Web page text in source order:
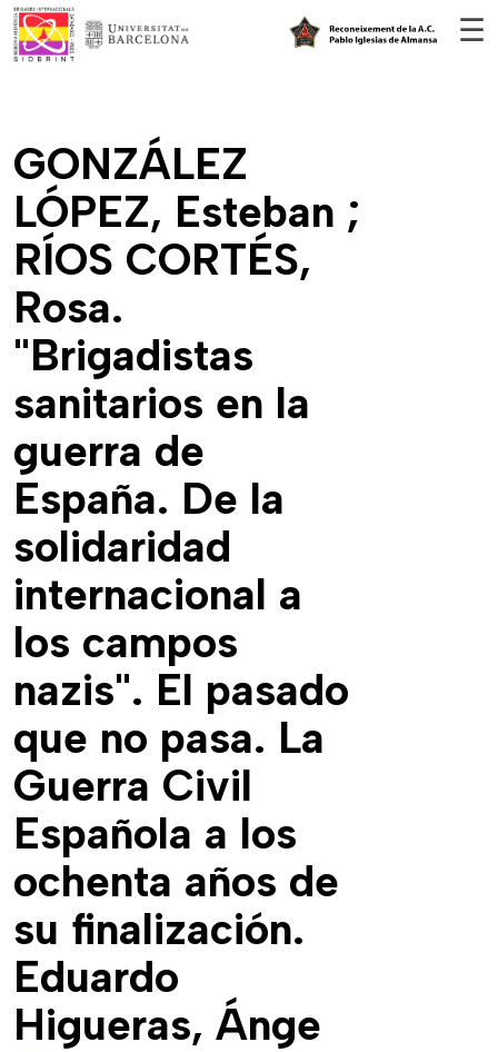
☰
GONZÁLEZ
LÓPEZ, Esteban ;
RÍOS CORTÉS,
Rosa.
"Brigadistas
sanitarios en la
guerra de
España. De la
solidaridad
internacional a
los campos
nazis". El pasado
que no pasa. La
Guerra Civil
Española a los
ochenta años de
su finalización.
Eduardo
Higueras, Ánge